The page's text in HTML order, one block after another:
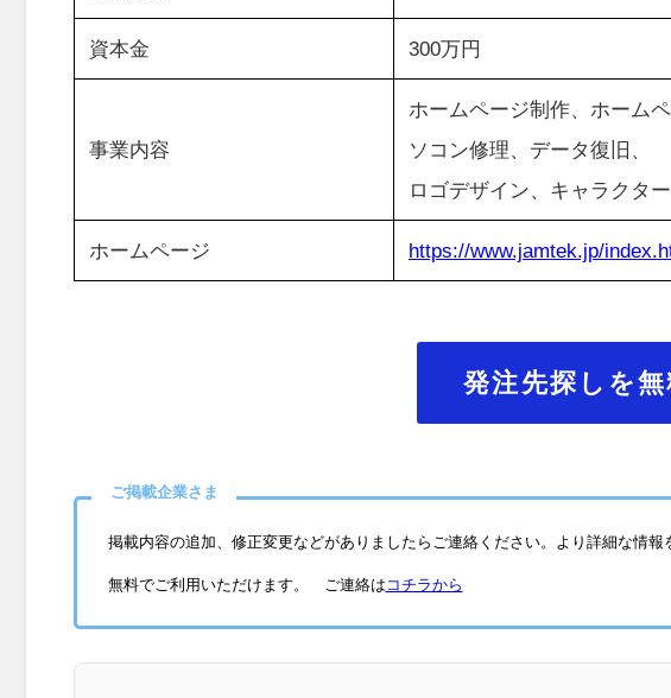
資本金 300万円
事業内容
ホームページ制作、ホーム
ソコン修理、データ復旧、
ロゴデザイン、キャラクタ
ホームページ https://www.jamtek.jp/
発注先探しを無
ご掲載企業さま
掲載内容の追加、修正変更などがありましたらご連絡ください。より詳細な情
無料でご利用いただけます。 ご連絡は コチラから